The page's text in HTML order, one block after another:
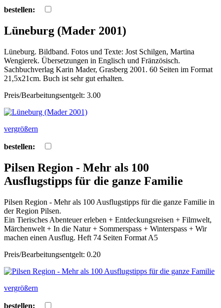
bestellen:
Lüneburg (Mader 2001)
Lüneburg. Bildband. Fotos und Texte: Jost Schilgen, Martina
Wengierek. Übersetzungen in Englisch und Fränzösisch.
Sachbuchverlag Karin Mader, Grasberg 2001. 60 Seiten im Format
21,5x21cm. Buch ist sehr gut erhalten.
Preis/Bearbeitungsentgelt: 3.00
vergrößern
bestellen:
Pilsen Region - Mehr als 100
Ausflugstipps für die ganze Familie
Pilsen Region - Mehr als 100 Ausflugstipps für die ganze Familie in
der Region Pilsen.
Ein Tierisches Abenteuer erleben + Entdeckungsreisen + Filmwelt,
Märchenwelt + In die Natur + Sommerspass + Winterspass + Wir
machen einen Ausflug. Heft 74 Seiten Format A5
Preis/Bearbeitungsentgelt: 0.20
vergrößern
bestellen: